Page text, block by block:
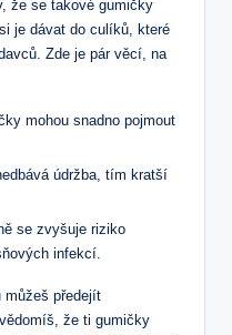
že se takové gumičky
je dávat do culíků, které
Zde je pár věcí, na
mohou snadno pojmout
údržba, tím kratší
se zvyšuje riziko
infekcí.
můžeš předejít
že ti gumičky